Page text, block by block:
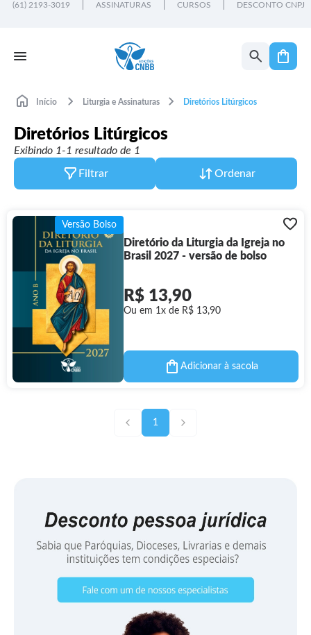
(61) 2193-3019 ASSINATURAS CURSOS DESCONTO CNPJ
Início Liturgia e Assinaturas Diretórios Litúrgicos
Diretórios Litúrgicos
Exibindo 1-1 resultado de 1
Filtrar Ordenar
Versão Bolso
Diretório da Liturgia da Igreja no
Brasil 2027 - versão de bolso
R$ 13,90
Ou em 1x de R$ 13,90
Adicionar à sacola
1